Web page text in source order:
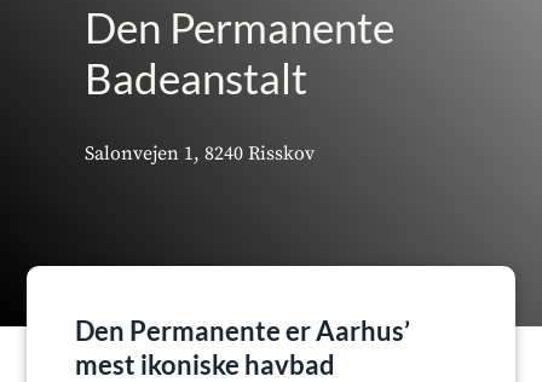
Den Permanente
Badeanstalt
Salonvejen 1, 8240 Risskov
Den Permanente er Aarhus’
mest ikoniske havbad